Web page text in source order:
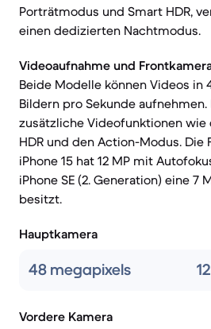
Porträtmodus und Smart HDR,
einen dedizierten Nachtmodus.
Videoaufnahme und
Beide Modelle können Videos in
Bildern pro Sekunde aufnehmen.
zusätzliche Videofunktionen wie
HDR und den Action-Modus. Die
iPhone 15 hat 12 MP mit
iPhone SE (2. Generation) eine 7
besitzt.
Hauptkamera
48 megapixels
Vordere Kamera